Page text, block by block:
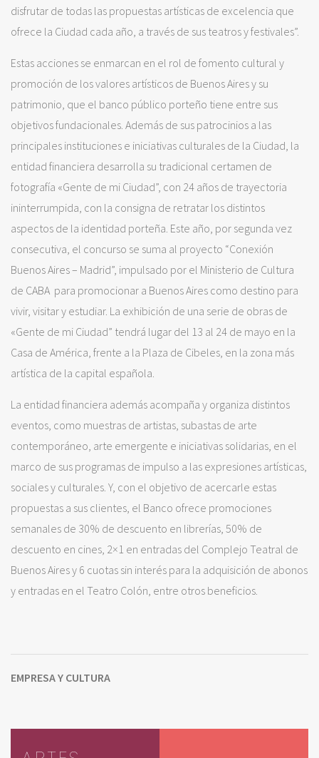
disfrutar de todas las propuestas artísticas de excelencia que
ofrece la Ciudad cada año, a través de sus teatros y festivales”.
Estas acciones se enmarcan en el rol de fomento cultural y
promoción de los valores artísticos de Buenos Aires y su
patrimonio, que el banco público porteño tiene entre sus
objetivos fundacionales. Además de sus patrocinios a las
principales instituciones e iniciativas culturales de la Ciudad, la
entidad financiera desarrolla su tradicional certamen de
fotografía «Gente de mi Ciudad”, con 24 años de trayectoria
ininterrumpida, con la consigna de retratar los distintos
aspectos de la identidad porteña. Este año, por segunda vez
consecutiva, el concurso se suma al proyecto “Conexión
Buenos Aires – Madrid”, impulsado por el Ministerio de Cultura
de CABA para promocionar a Buenos Aires como destino para
vivir, visitar y estudiar. La exhibición de una serie de obras de
«Gente de mi Ciudad” tendrá lugar del 13 al 24 de mayo en la
Casa de América, frente a la Plaza de Cibeles, en la zona más
artística de la capital española.
La entidad financiera además acompaña y organiza distintos
eventos, como muestras de artistas, subastas de arte
contemporáneo, arte emergente e iniciativas solidarias, en el
marco de sus programas de impulso a las expresiones artísticas,
sociales y culturales. Y, con el objetivo de acercarle estas
propuestas a sus clientes, el Banco ofrece promociones
semanales de 30% de descuento en librerías, 50% de
descuento en cines, 2×1 en entradas del Complejo Teatral de
Buenos Aires y 6 cuotas sin interés para la adquisición de abonos
y entradas en el Teatro Colón, entre otros beneficios.
EMPRESA Y CULTURA